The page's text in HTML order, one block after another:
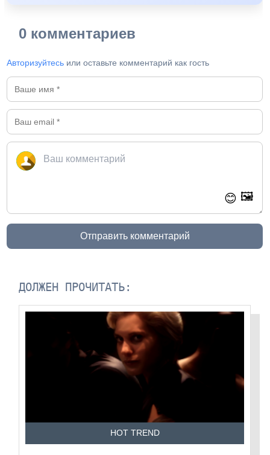
0 комментариев
Авторизуйтесь или оставьте комментарий как гость
😊 🖼️
Отправить комментарий
ДОЛЖЕН ПРОЧИТАТЬ:
HOT TREND